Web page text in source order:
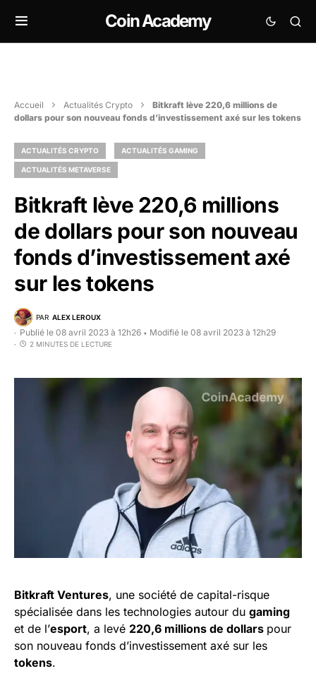
Coin Academy
Accueil Actualités Crypto
Bitkraft lève 220,6 millions de
dollars pour son nouveau fonds d’investissement axé sur les tokens
ACTUALITÉS CRYPTO ACTUALITÉS GAMING
ACTUALITÉS METAVERSE
Bitkraft lève 220,6 millions
de dollars pour son nouveau
fonds d’investissement axé
sur les tokens
PAR ALEX LEROUX
Publié le 08 avril 2023 à 12h26 • Modifié le 08 avril 2023 à 12h29
2 MINUTES DE LECTURE
Bitkraft Ventures, une société de capital-risque
spécialisée dans les technologies autour du gaming
et de l’esport, a levé 220,6 millions de dollars pour
son nouveau fonds d’investissement axé sur les
tokens.